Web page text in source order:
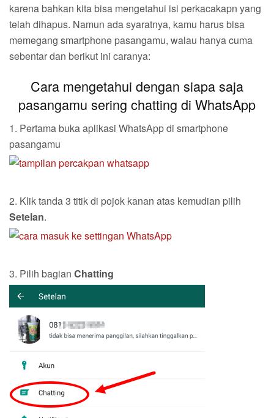
karena bahkan kita bisa mengetahui isi perkacakapn yang
telah dihapus. Namun ada syaratnya, kamu harus bisa
memegang smartphone pasangamu, walau hanya cuma
sebentar dan berikut ini caranya:
Cara mengetahui dengan siapa saja
pasangamu sering chatting di WhatsApp
1. Pertama buka aplikasi WhatsApp di smartphone
pasangamu
2. Klik tanda 3 titik di pojok kanan atas kemudian pilih
Setelan.
3. Pilih bagian Chatting